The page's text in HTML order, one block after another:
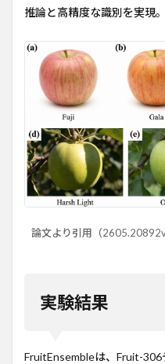
推論と高精度な識別を実現。
論文より引用（
実験結果
FruitEnsembleは、Fruit-